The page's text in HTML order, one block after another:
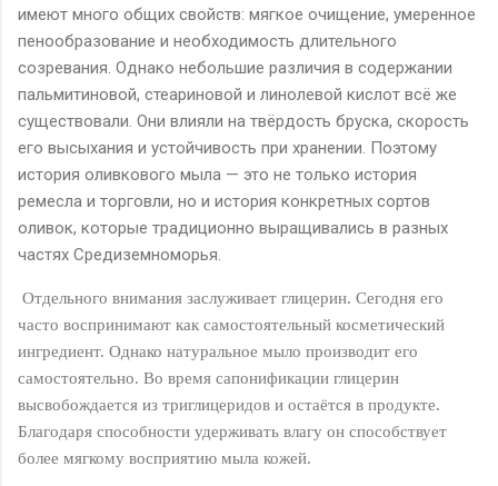
имеют много общих свойств: мягкое очищение, умеренное
пенообразование и необходимость длительного
созревания. Однако небольшие различия в содержании
пальмитиновой, стеариновой и линолевой кислот всё же
существовали. Они влияли на твёрдость бруска, скорость
его высыхания и устойчивость при хранении. Поэтому
история оливкового мыла — это не только история
ремесла и торговли, но и история конкретных сортов
оливок, которые традиционно выращивались в разных
частях Средиземноморья.
Отдельного внимания заслуживает глицерин. Сегодня его
часто воспринимают как самостоятельный косметический
ингредиент. Однако натуральное мыло производит его
самостоятельно. Во время сапонификации глицерин
высвобождается из триглицеридов и остаётся в продукте.
Благодаря способности удерживать влагу он способствует
более мягкому восприятию мыла кожей.